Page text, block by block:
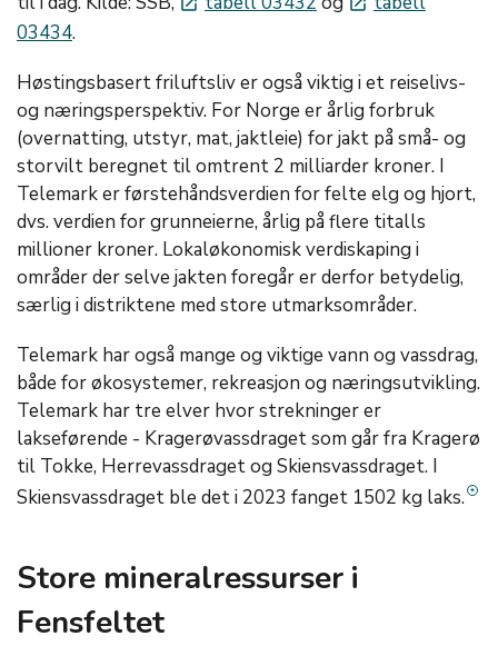
03434.
Høstingsbasert friluftsliv er også viktig i et reiselivs-
og næringsperspektiv. For Norge er årlig forbruk
(overnatting, utstyr, mat, jaktleie) for jakt på små- og
storvilt beregnet til omtrent 2 milliarder kroner. I
Telemark er førstehåndsverdien for felte elg og hjort,
dvs. verdien for grunneierne, årlig på flere titalls
millioner kroner. Lokaløkonomisk verdiskaping i
områder der selve jakten foregår er derfor betydelig,
særlig i distriktene med store utmarksområder.
Telemark har også mange og viktige vann og vassdrag,
både for økosystemer, rekreasjon og næringsutvikling.
Telemark har tre elver hvor strekninger er
lakseførende - Kragerøvassdraget som går fra Kragerø
til Tokke, Herrevassdraget og Skiensvassdraget. I
Skiensvassdraget ble det i 2023 fanget 1502 kg laks.
Store mineralressurser i
Fensfeltet